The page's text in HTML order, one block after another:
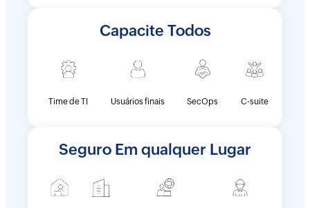
Capacite Todos
Time de TI Usuários finais SecOps C-suite
Seguro Em qualquer Lugar